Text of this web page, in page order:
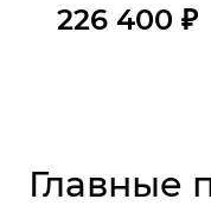
226 400 ₽
Главные